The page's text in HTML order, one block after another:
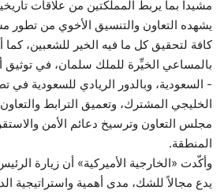
مشيداً بما يربط المملكتين من علاقات
يشهده التعاون والتنسيق الأخوي من تطور
كافة لتحقيق كل ما فيه الخير للشعبين،
بالمساعي الخيِّرة للملك سلمان، في توثيق
- السعودية، وبالدور الريادي للسعودية في
الخليجي المشترك، وتعميق الترابط
مجلس التعاون وترسيخ دعائم الأمن
المنطقة.
وأكّدت «الخارجية الأميركية» أن زيارة
يدع مجالاً للشك، مدى أهمية واستراتيجية